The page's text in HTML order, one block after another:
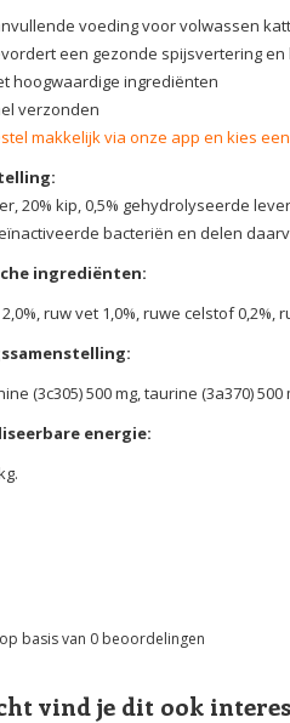
voeding voor volwassen
een gezonde spijsvertering
hoogwaardige ingrediënten
verzonden
makkelijk via onze app en kies
20% kip, 0,5% gehydrolyseerde
bacteriën en delen
ingrediënten:
ruw vet 1,0%, ruwe celstof 0,2%,
(3c305) 500 mg, taurine (3a370) 500
energie:
basis van 0 beoordelingen
vind je dit ook